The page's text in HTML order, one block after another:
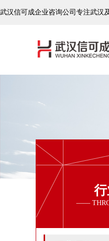
武汉信可成企业咨询公司专注武汉